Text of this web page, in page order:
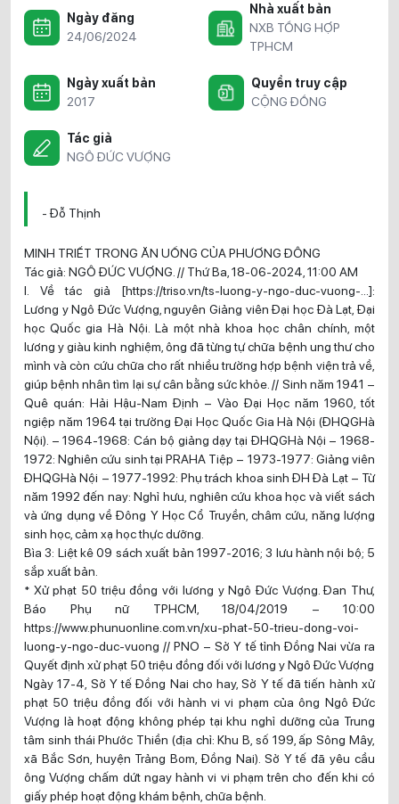
Ngày đăng
24/06/2024
Nhà xuất bản
NXB TỔNG HỢP
TPHCM
Ngày xuất bản
2017
Quyền truy cập
CỘNG ĐỒNG
Tác giả
NGÔ ĐỨC VƯỢNG
- Đỗ Thịnh
MINH TRIẾT TRONG ĂN UỐNG CỦA PHƯƠNG ĐÔNG
Tác giả: NGÔ ĐỨC VƯỢNG. // Thứ Ba, 18-06-2024, 11:00 AM
I. Về tác giả [https://triso.vn/ts-luong-y-ngo-duc-vuong-…]:
Lương y Ngô Đức Vượng, nguyên Giảng viên Đại học Đà Lạt, Đại
học Quốc gia Hà Nội. Là một nhà khoa học chân chính, một
lương y giàu kinh nghiệm, ông đã từng tự chữa bệnh ung thư cho
mình và còn cứu chữa cho rất nhiều trường hợp bệnh viện trả về,
giúp bệnh nhân tìm lại sự cân bằng sức khỏe. // Sinh năm 1941 –
Quê quán: Hải Hậu-Nam Định – Vào Đại Học năm 1960, tốt
ngiệp năm 1964 tại trường Đại Học Quốc Gia Hà Nội (ĐHQGHà
Nội). – 1964-1968: Cán bộ giảng dạy tại ĐHQGHà Nội – 1968-
1972: Nghiên cứu sinh tại PRAHA Tiệp – 1973-1977: Giảng viên
ĐHQGHà Nội – 1977-1992: Phụ trách khoa sinh ĐH Đà Lạt – Từ
năm 1992 đến nay: Nghỉ hưu, nghiên cứu khoa học và viết sách
và ứng dụng về Đông Y Học Cổ Truyền, châm cứu, năng lượng
sinh học, cảm xạ học thực dưỡng.
Bìa 3: Liệt kê 09 sách xuất bản 1997-2016; 3 lưu hành nội bộ; 5
sắp xuất bản.
* Xử phạt 50 triệu đồng với lương y Ngô Đức Vượng. Đan Thư,
Báo Phụ nữ TPHCM, 18/04/2019 – 10:00
https://www.phunuonline.com.vn/xu-phat-50-trieu-dong-voi-
luong-y-ngo-duc-vuong // PNO – Sở Y tế tỉnh Đồng Nai vừa ra
Quyết định xử phạt 50 triệu đồng đối với lương y Ngô Đức Vượng
Ngày 17-4, Sở Y tế Đồng Nai cho hay, Sở Y tế đã tiến hành xử
phạt 50 triệu đồng đối với hành vi vi phạm của ông Ngô Đức
Vượng là hoạt động không phép tại khu nghỉ dưỡng của Trung
tâm sinh thái Phước Thiền (địa chỉ: Khu B, số 199, ấp Sông Mây,
xã Bắc Sơn, huyện Trảng Bom, Đồng Nai). Sở Y tế đã yêu cầu
ông Vượng chấm dứt ngay hành vi vi phạm trên cho đến khi có
giấy phép hoạt động khám bệnh, chữa bệnh.